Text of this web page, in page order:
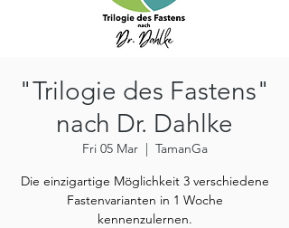
"Trilogie des Fastens"
nach Dr. Dahlke
Fri 05 Mar
  |
TamanGa
Die einzigartige Möglichkeit 3 verschiedene
Fastenvarianten in 1 Woche
kennenzulernen.